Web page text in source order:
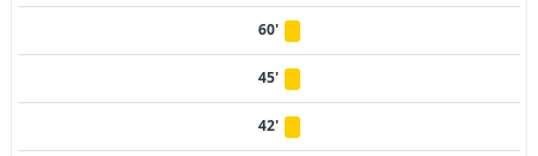
60'
45'
42'